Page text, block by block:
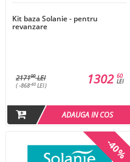
Kit baza Solanie - pentru
revanzare
217100LEI
( -868-40 LEI )
60
LEI
1302
ADAUGA IN COS
-40%